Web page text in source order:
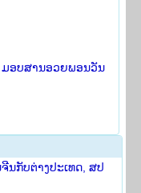
ອບສານອວຍພອນວັນ
ກັບຕ່າງປະເທດ, ສປ